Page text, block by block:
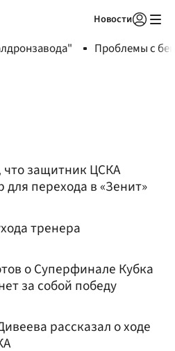
Новости
Проблемы с
что защитник ЦСКА
перехода в «Зенит»
тренера
о Суперфинале Кубка
за собой победу
рассказал о ходе